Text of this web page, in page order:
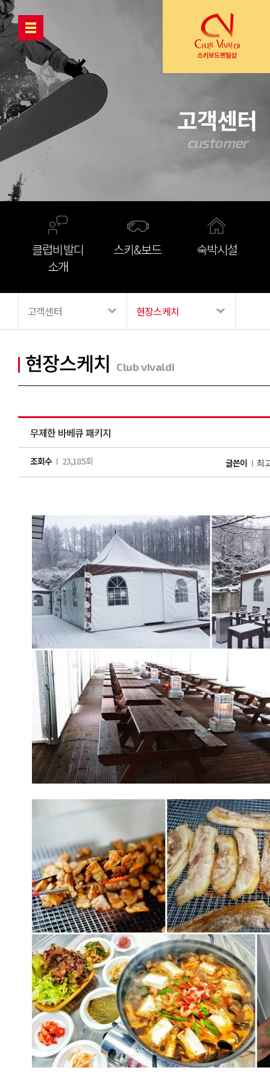
반복내용 건너뛰기
고객센터
customer
클럽비발디
소개
스키&보드 숙박시설
고객센터 현장스케치
현장스케치 Club vivaldi
무제한 바베큐 패키지
조회수I 23,185회 글쓴이 I최